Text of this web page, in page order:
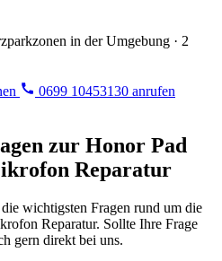
in der Umgebung · 2
0699 10453130 anrufen
zur Honor Pad
Reparatur
wichtigsten Fragen rund um die
Reparatur. Sollte Ihre Frage
gern direkt bei uns.